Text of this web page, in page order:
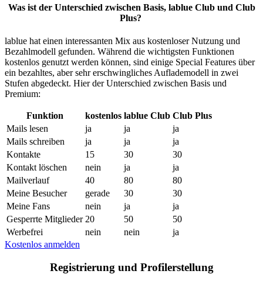
Was ist der Unterschied zwischen Basis, lablue Club und Club
Plus?
lablue hat einen interessanten Mix aus kostenloser Nutzung und
Bezahlmodell gefunden. Während die wichtigsten Funktionen
kostenlos genutzt werden können, sind einige Special Features über
ein bezahltes, aber sehr erschwingliches Auflademodell in zwei
Stufen abgedeckt. Hier der Unterschied zwischen Basis und
Premium:
Funktion kostenlos lablue Club Club Plus
Mails lesen
ja ja
ja
Mails schreiben
ja ja
ja
Kontakte
15 30
30
Kontakt löschen
nein ja
ja
Mailverlauf
40 80
80
Meine Besucher
gerade 30
30
Meine Fans
nein ja
ja
Gesperrte Mitglieder 20 50
50
Werbefrei
nein nein
ja
Kostenlos anmelden
Registrierung und Profilerstellung